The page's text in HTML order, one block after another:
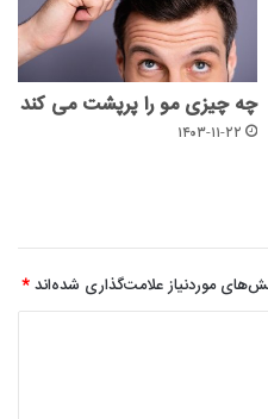
چه چیزی مو را پرپشت می کند
۱۴۰۳-۱۱-۲۲
موردنیاز علامت‌گذاری شده‌اند*